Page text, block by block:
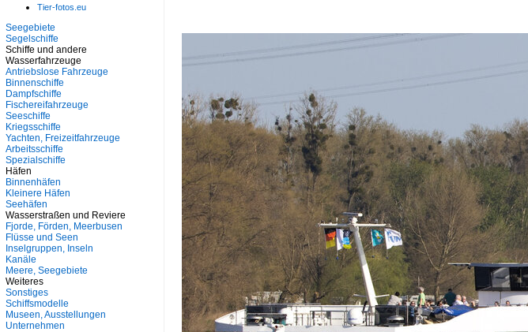
Tier-fotos.eu
Seegebiete
Segelschiffe
Schiffe und andere
Wasserfahrzeuge
Antriebslose Fahrzeuge
Binnenschiffe
Dampfschiffe
Fischereifahrzeuge
Seeschiffe
Kriegsschiffe
Yachten, Freizeitfahrzeuge
Arbeitsschiffe
Spezialschiffe
Häfen
Binnenhäfen
Kleinere Häfen
Seehäfen
Wasserstraßen und Reviere
Fjorde, Förden, Meerbusen
Flüsse und Seen
Inselgruppen, Inseln
Kanäle
Meere, Seegebiete
Weiteres
Sonstiges
Schiffsmodelle
Museen, Ausstellungen
Unternehmen